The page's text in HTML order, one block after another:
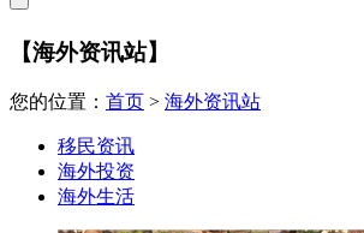
【海外资讯站】
您的位置： 首页 > 海外资讯站
移民资讯
海外投资
海外生活